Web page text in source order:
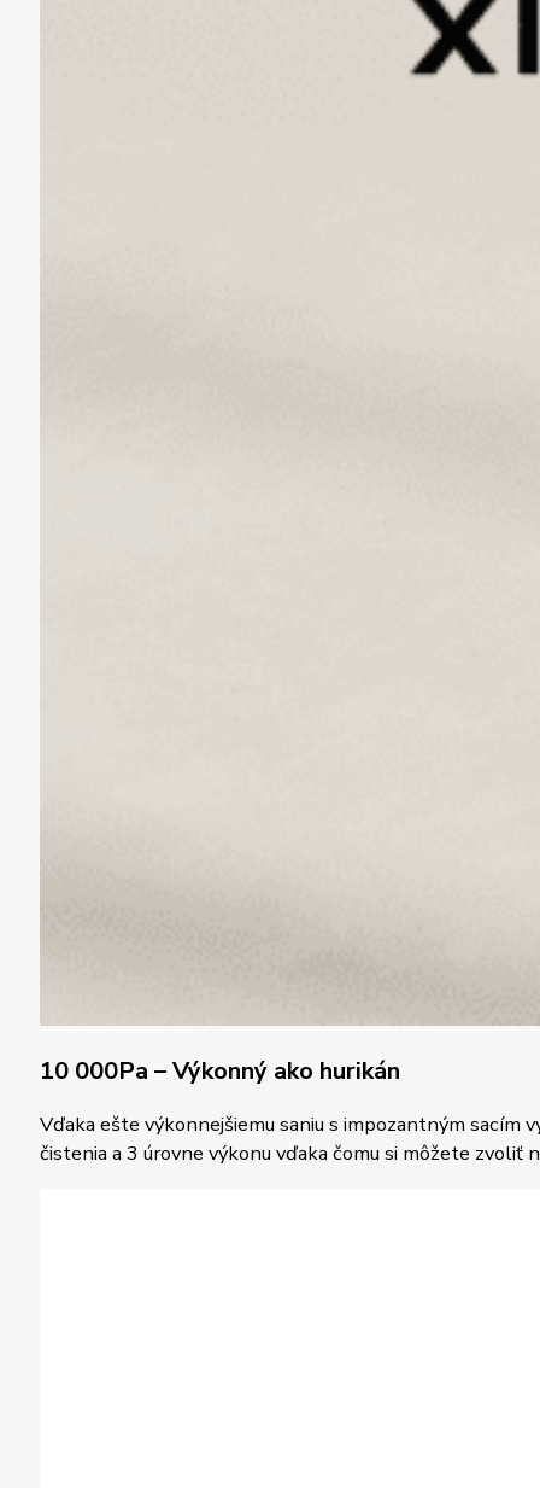
10 000Pa – Výkonný ako hurikán
Vďaka ešte výkonnejšiemu saniu s impozantným sacím
čistenia a 3 úrovne výkonu vďaka čomu si môžete